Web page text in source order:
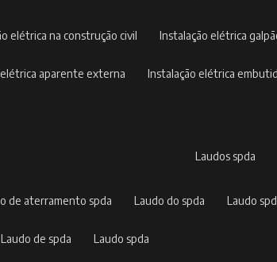
elétrica na construção civil instalação elétrica
elétrica aparente externa instalação elétrica
laudos spda
de aterramento spda laudo do spda laudo
laudo de spda laudo spda